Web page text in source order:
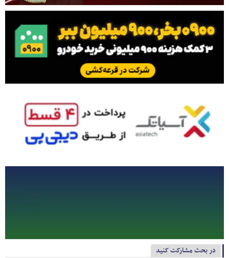
در بحث مشارکت کنید